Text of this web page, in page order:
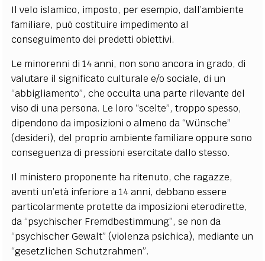
Il velo islamico, imposto, per esempio, dall’ambiente
familiare, può costituire impedimento al
conseguimento dei predetti obiettivi.
Le minorenni di 14 anni, non sono ancora in grado, di
valutare il significato culturale e/o sociale, di un
“abbigliamento”, che occulta una parte rilevante del
viso di una persona. Le loro “scelte”, troppo spesso,
dipendono da imposizioni o almeno da “Wünsche”
(desideri), del proprio ambiente familiare oppure sono
conseguenza di pressioni esercitate dallo stesso.
Il ministero proponente ha ritenuto, che ragazze,
aventi un’età inferiore a 14 anni, debbano essere
particolarmente protette da imposizioni eterodirette,
da “psychischer Fremdbestimmung”, se non da
“psychischer Gewalt” (violenza psichica), mediante un
“gesetzlichen Schutzrahmen”.